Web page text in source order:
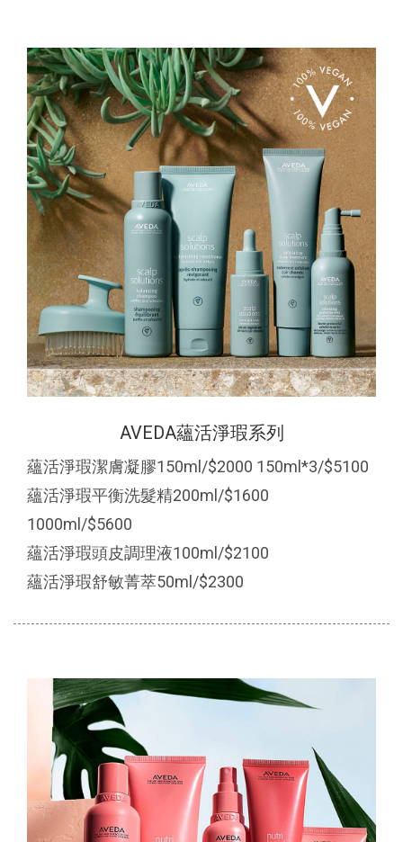
AVEDA蘊活淨瑕系列
蘊活淨瑕潔膚凝膠150ml/$2000 150ml*3/$5100
蘊活淨瑕平衡洗髮精200ml/$1600
1000ml/$5600
蘊活淨瑕頭皮調理液100ml/$2100
蘊活淨瑕舒敏菁萃50ml/$2300